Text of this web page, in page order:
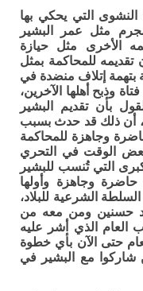
التي يحكي بها
مثل عمر البشير
الأخرى مثل حيازة
تقديمه للمحاكمة بمثل
بتهمة إتلاف منضدة في
وذبح أهلها الآخرين،
بأن تقديم البشير
أن ذلك قد حدث بسبب
وجاهزة للمحاكمة
بعض الوقت في التحري
التي تُنسب للبشير
حاضرة وجاهزة وأولها
الشرعية للبلاد،
حسنين ومن معه من
العام الذي أشر عليه
حتى الآن بأي خطوة
شاركوا مع البشير في